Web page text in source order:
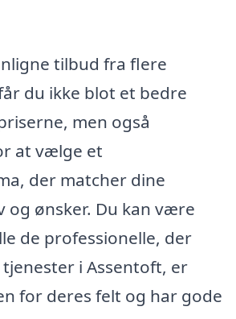
tilbud fra flere
du ikke blot et bedre
men også
at vælge et
der matcher dine
og ønsker. Du kan være
de professionelle, der
i Assentoft, er
for deres felt og har gode